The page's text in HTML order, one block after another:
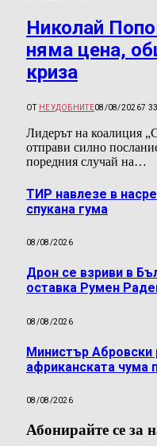
Николай
няма цена,
криза
ОТ НЕУДОБНИТЕ08/08/20267
Лидерът на коалиция
отправи силно
поредния случай на…
ТИР навлезе в
спукана гума
08/08/2026
Дрон се взриви в
оставка Румен
08/08/2026
Министър Абровски
африканската чума
08/08/2026
Абонирайте се за